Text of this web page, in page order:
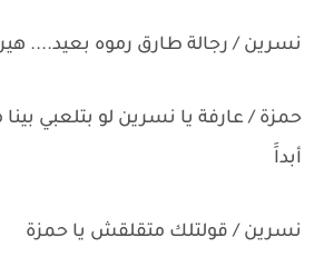
نسرين / رجالة طارق رموه بعيد....
حمزة / عارفة يا نسرين لو بتلعبي
أبداََ
نسرين / قولتلك متقلقش يا حمزة